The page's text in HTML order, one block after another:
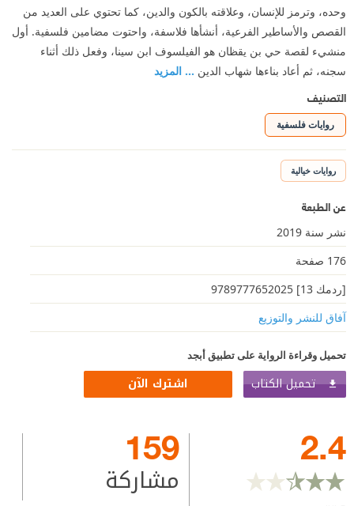
وحده، وترمز للإنسان، وعلاقته بالكون والدين، كما تحتوي على العديد من
القصص والأساطير الفرعية، أنشأها فلاسفة، واحتوت مضامين فلسفية. أول
منشيء لقصة حي بن يقظان هو الفيلسوف ابن سينا، وفعل ذلك أثناء
سجنه، ثم أعاد بناءها شهاب الدين ... المزيد
التصنيف
روايات فلسفية
روايات خيالية
عن الطبعة
نشر سنة 2019
176 صفحة
[ردمك 13] 9789777652025
آفاق للنشر والتوزيع
تحميل وقراءة الرواية على تطبيق أبجد
تحميل الكتاب اشترك الآن
2.4
159
مشاركة